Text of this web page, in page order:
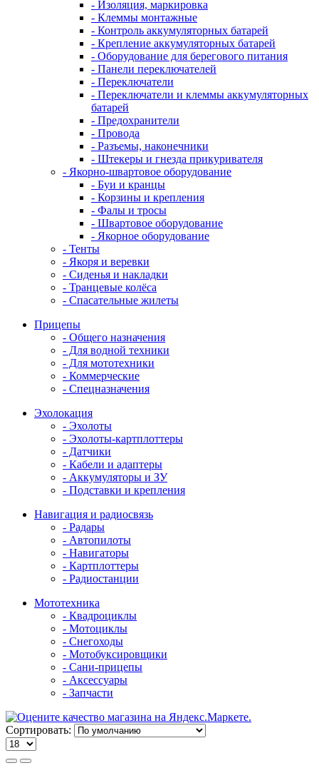
- Изоляция, маркировка
- Клеммы монтажные
- Контроль аккумуляторных батарей
- Крепление аккумуляторных батарей
- Оборудование для берегового питания
- Панели переключателей
- Переключатели
- Переключатели и клеммы аккумуляторных
батарей
- Предохранители
- Провода
- Разъемы, наконечники
- Штекеры и гнезда прикуривателя
- Якорно-швартовое оборудование
- Буи и кранцы
- Корзины и крепления
- Фалы и тросы
- Швартовое оборудование
- Якорное оборудование
- Тенты
- Якоря и веревки
- Сиденья и накладки
- Транцевые колёса
- Спасательные жилеты
Прицепы
- Общего назначения
- Для водной техники
- Для мототехники
- Коммерческие
- Спецназначения
Эхолокация
- Эхолоты
- Эхолоты-картплоттеры
- Датчики
- Кабели и адаптеры
- Аккумуляторы и ЗУ
- Подставки и крепления
Навигация и радиосвязь
- Радары
- Автопилоты
- Навигаторы
- Картплоттеры
- Радиостанции
Мототехника
- Квадроциклы
- Мотоциклы
- Снегоходы
- Мотобуксировщики
- Сани-прицепы
- Аксессуары
- Запчасти
Сортировать: